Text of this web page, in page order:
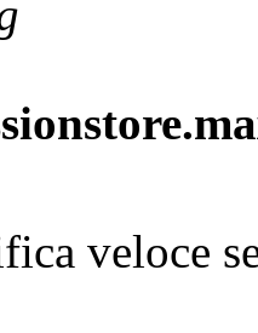
veloce